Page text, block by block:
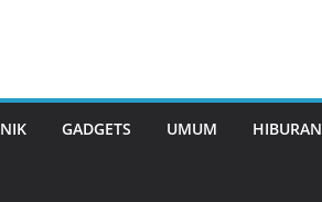
GADGETS UMUM HIBURAN